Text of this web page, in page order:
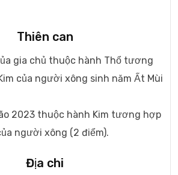
Thiên can
gia chủ thuộc hành Thổ tương
của người xông sinh năm Ất Mùi
2023 thuộc hành Kim tương hợp
người xông (2 điểm).
Địa chi